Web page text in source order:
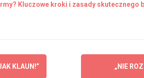
Kluczowe kroki i zasady skutecznego
KLAUN!”
„NIE